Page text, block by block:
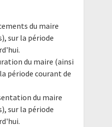
du maire
sur la période
du maire (ainsi
période courant de
du maire
sur la période